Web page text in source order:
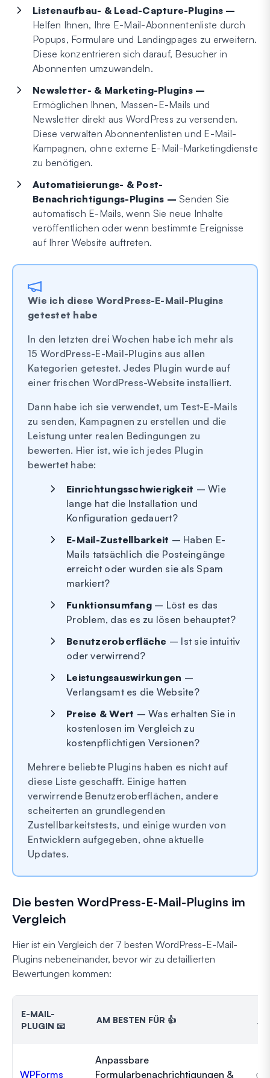
Listenaufbau- & Lead-Capture-Plugins –
Helfen Ihnen, Ihre E-Mail-Abonnentenliste durch
Popups, Formulare und Landingpages zu erweitern.
Diese konzentrieren sich darauf, Besucher in
Abonnenten umzuwandeln.
Newsletter- & Marketing-Plugins –
Ermöglichen Ihnen, Massen-E-Mails und
Newsletter direkt aus WordPress zu versenden.
Diese verwalten Abonnentenlisten und E-Mail-
Kampagnen, ohne externe E-Mail-Marketingdienste
zu benötigen.
Automatisierungs- & Post-
Benachrichtigungs-Plugins – Senden Sie
automatisch E-Mails, wenn Sie neue Inhalte
veröffentlichen oder wenn bestimmte Ereignisse
auf Ihrer Website auftreten.
Wie ich diese WordPress-E-Mail-Plugins
getestet habe
In den letzten drei Wochen habe ich mehr als
15 WordPress-E-Mail-Plugins aus allen
Kategorien getestet. Jedes Plugin wurde auf
einer frischen WordPress-Website installiert.
Dann habe ich sie verwendet, um Test-E-Mails
zu senden, Kampagnen zu erstellen und die
Leistung unter realen Bedingungen zu
bewerten. Hier ist, wie ich jedes Plugin
bewertet habe:
Einrichtungsschwierigkeit – Wie
lange hat die Installation und
Konfiguration gedauert?
E-Mail-Zustellbarkeit – Haben E-
Mails tatsächlich die Posteingänge
erreicht oder wurden sie als Spam
markiert?
Funktionsumfang– Löst es das
Problem, das es zu lösen behauptet?
Benutzeroberfläche – Ist sie intuitiv
oder verwirrend?
Leistungsauswirkungen –
Verlangsamt es die Website?
Preise & Wert – Was erhalten Sie in
kostenlosen im Vergleich zu
kostenpflichtigen Versionen?
Mehrere beliebte Plugins haben es nicht auf
diese Liste geschafft. Einige hatten
verwirrende Benutzeroberflächen, andere
scheiterten an grundlegenden
Zustellbarkeitstests, und einige wurden von
Entwicklern aufgegeben, ohne aktuelle
Updates.
Die besten WordPress-E-Mail-Plugins im
Vergleich
Hier ist ein Vergleich der 7 besten WordPress-E-Mail-
Plugins nebeneinander, bevor wir zu detaillierten
Bewertungen kommen:
E-MAIL-
PLUGIN 📧
AM BESTEN FÜR 👍
WPForms
Anpassbare
Formularbenachrichtigungen &
✅